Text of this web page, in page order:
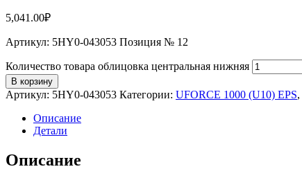
5,041.00₽
Артикул: 5HY0-043053 Позиция № 12
Количество товара облицовка центральная нижняя
В корзину
Артикул: 5HY0-043053 Категории: UFORCE 1000 (U10) EPS,
Описание
Детали
Описание